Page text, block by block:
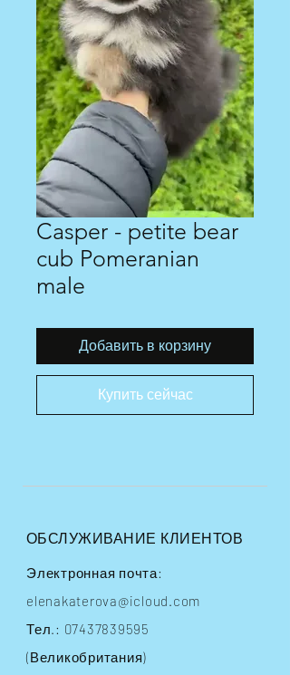
Casper - petite bear
cub Pomeranian
male
Добавить в корзину
Купить сейчас
ОБСЛУЖИВАНИЕ КЛИЕНТОВ
Электронная почта:
elenakaterova@icloud.com
Тел.: 07437839595
(Великобритания)